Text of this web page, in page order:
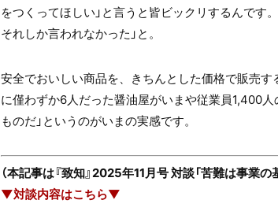
をつくってほしい」と言うと皆ビックリするんです
それしか言われなかった」と。
安全でおいしい商品を、きちんとした価格で販売
に僅わずか6人だった醤油屋がいまや従業員1,400
ものだ」というのがいまの実感です。
（本記事は『致知』2025年11月号 対談「苦難は事業
▼対談内容はこちら▼